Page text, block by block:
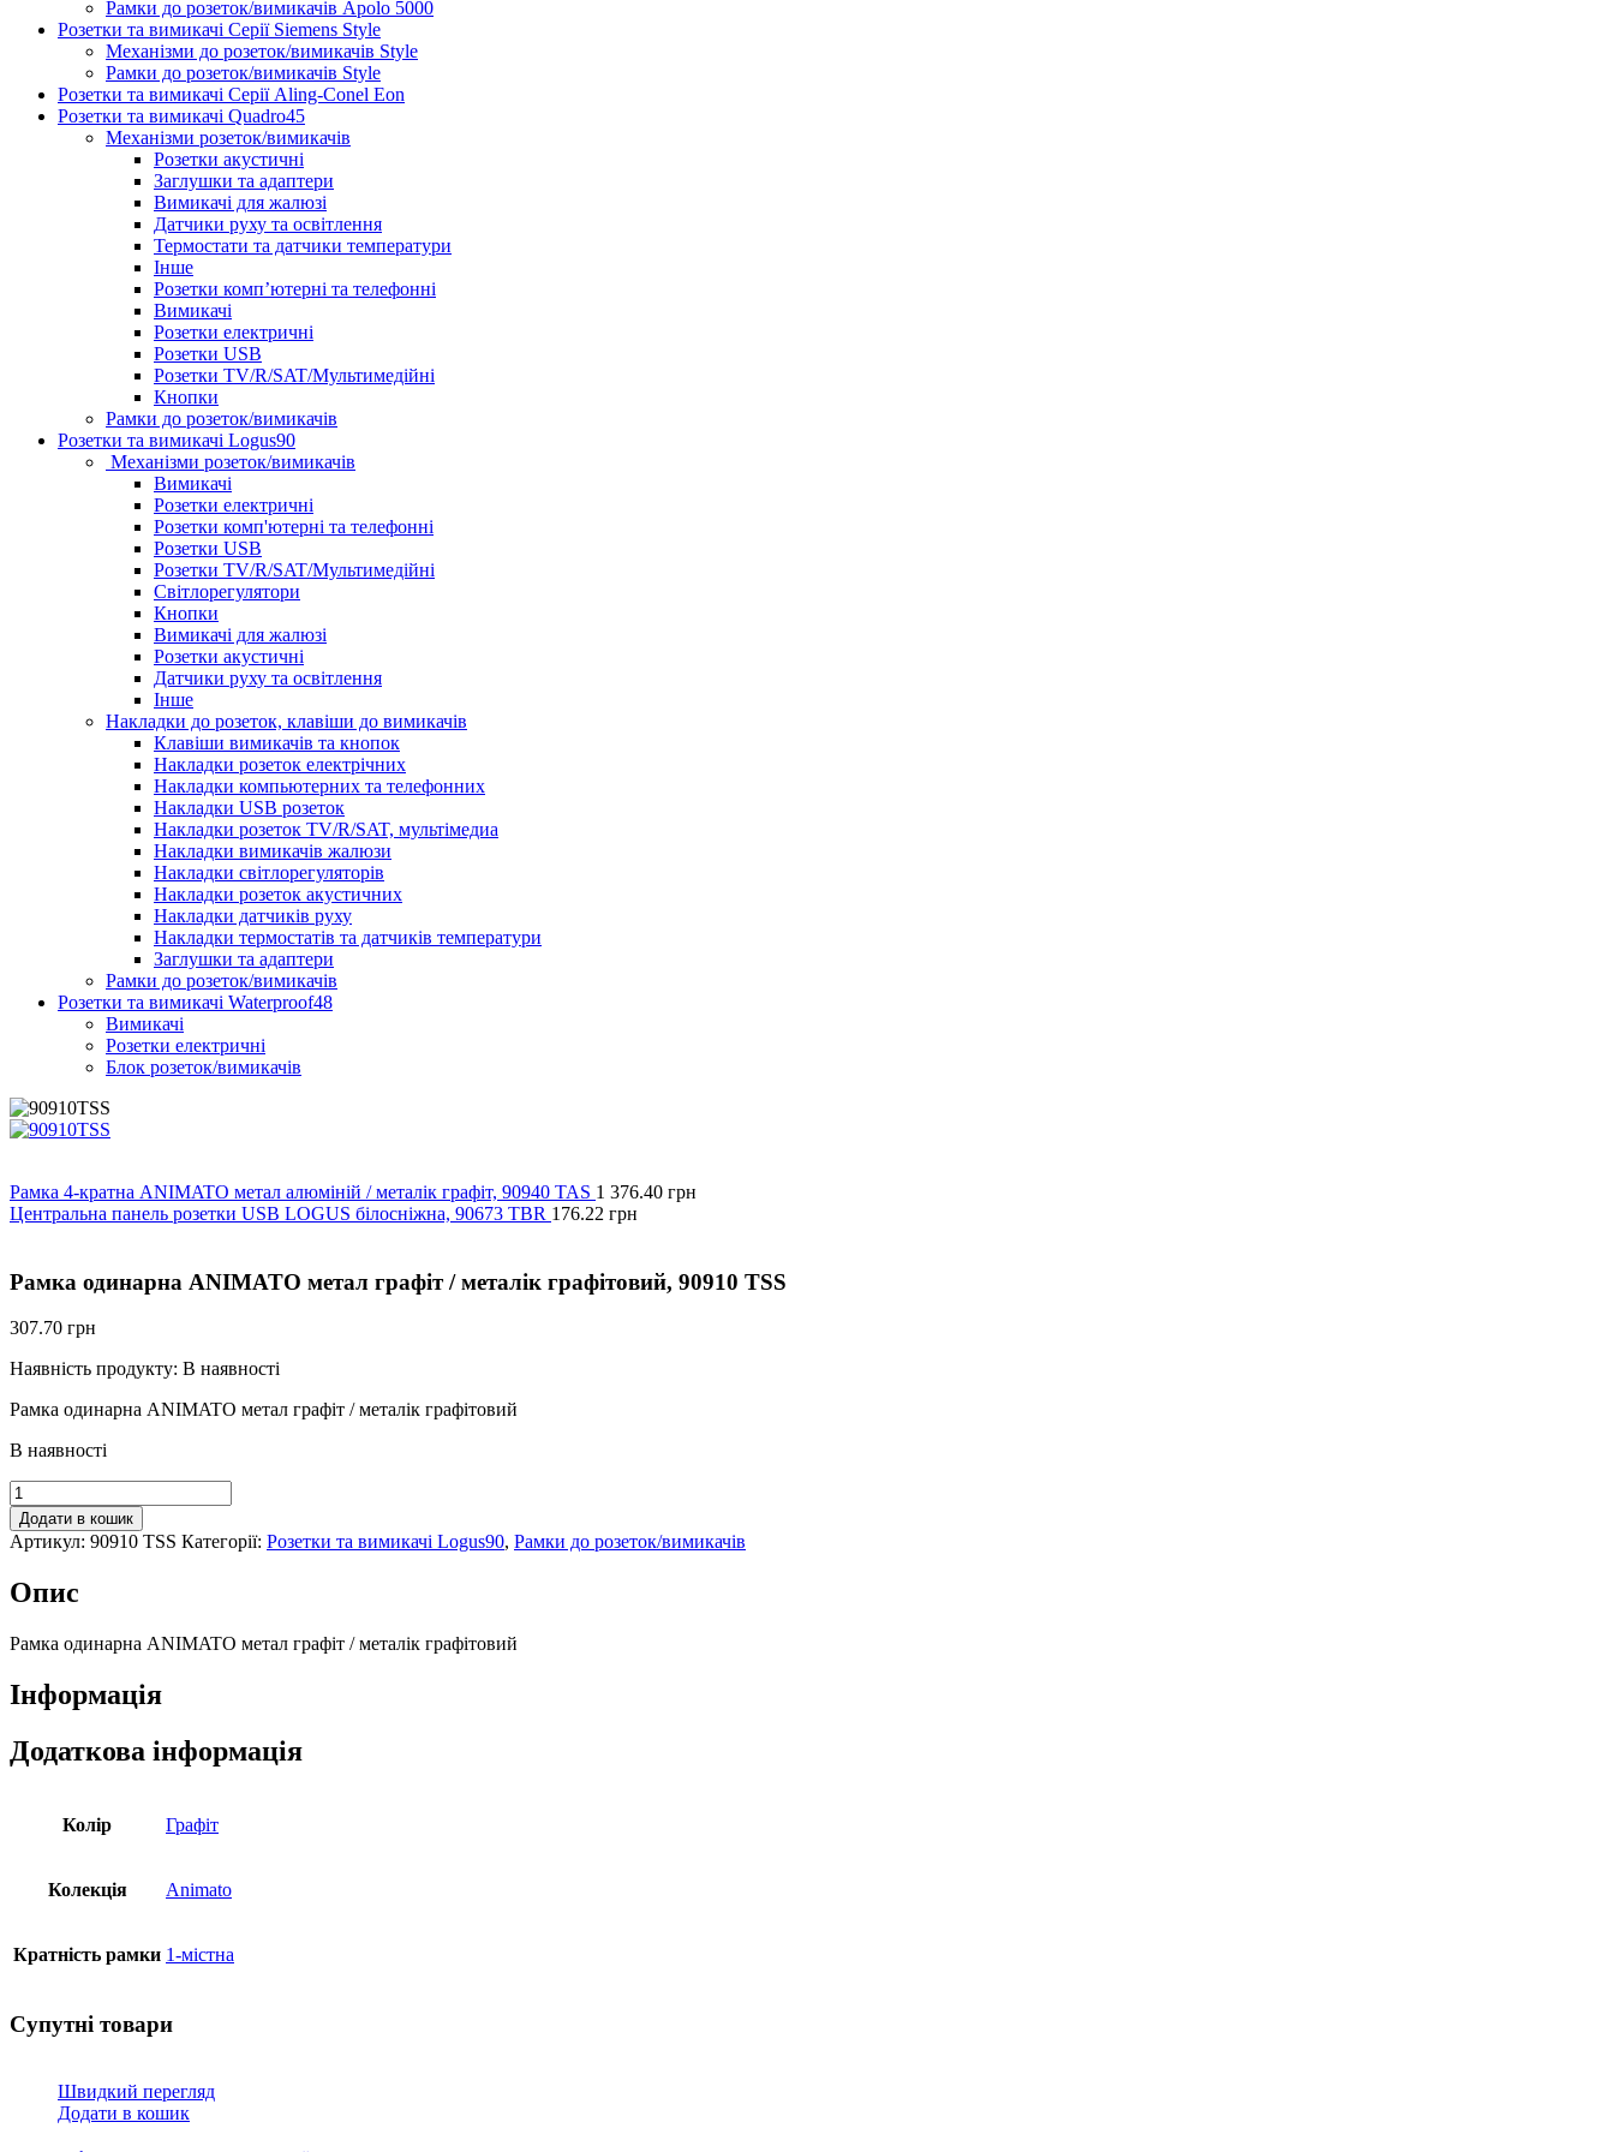
Рамки до розеток/вимикачів Apolo 5000
Розетки та вимикачі Серії Siemens Style
Механізми до розеток/вимикачів Style
Рамки до розеток/вимикачів Style
Розетки та вимикачі Серії Aling-Conel Eon
Розетки та вимикачі Quadro45
Механізми розеток/вимикачів
Розетки акустичні
Заглушки та адаптери
Вимикачі для жалюзі
Датчики руху та освітлення
Термостати та датчики температури
Інше
Розетки комп’ютерні та телефонні
Вимикачі
Розетки електричні
Розетки USB
Розетки TV/R/SAT/Мультимедійні
Кнопки
Рамки до розеток/вимикачів
Розетки та вимикачі Logus90
Механізми розеток/вимикачів
Вимикачі
Розетки електричні
Розетки комп'ютерні та телефонні
Розетки USB
Розетки TV/R/SAT/Мультимедійні
Світлорегулятори
Кнопки
Вимикачі для жалюзі
Розетки акустичні
Датчики руху та освітлення
Інше
Накладки до розеток, клавіши до вимикачів
Клавіши вимикачів та кнопок
Накладки розеток електрічних
Накладки компьютерних та телефонних
Накладки USB розеток
Накладки розеток TV/R/SAT, мультімедиа
Накладки вимикачів жалюзи
Накладки світлорегуляторів
Накладки розеток акустичних
Накладки датчиків руху
Накладки термостатів та датчиків температури
Заглушки та адаптери
Рамки до розеток/вимикачів
Розетки та вимикачі Waterproof48
Вимикачі
Розетки електричні
Блок розеток/вимикачів
Рамка 4-кратна ANIMATO метал алюміній / металік графіт, 90940 TAS 1 376.40 грн
Центральна панель розетки USB LOGUS білосніжна, 90673 TBR 176.22 грн
Рамка одинарна ANIMATO метал графіт / металік графітовий, 90910 TSS
307.70 грн
Наявність продукту: В наявності
Рамка одинарна ANIMATO метал графіт / металік графітовий
В наявності
Рамка
одинарна
ANIMATO
метал
/
графітовий,
TSS
кількість
Додати в кошик
Артикул: 90910 TSS Категорії: Розетки та вимикачі Logus90, Рамки до розеток/вимикачів
Опис
Рамка одинарна ANIMATO метал графіт / металік графітовий
Інформація
Додаткова інформація
Колір Графіт
Колекція Animato
Кратність рамки 1-містна
Супутні товари
Швидкий перегляд
Додати в кошик